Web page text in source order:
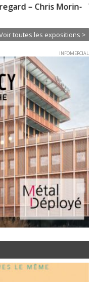
– Chris Morin-
toutes les expositions >
INFOMERCIAL